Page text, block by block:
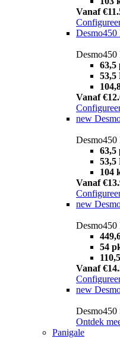
Vanaf
63,5
53,5
Vanaf
new
63,5
53,5
104
Vanaf
new
Desmo450
54
Vanaf
new
Desmo450
Ontdek
Panigale